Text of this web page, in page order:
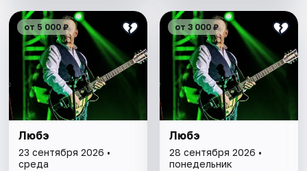
от 5 000 ₽
Любэ
23 сентября 2026 •
среда
от 3 000 ₽
Любэ
28 сентября 2026 •
понедельник